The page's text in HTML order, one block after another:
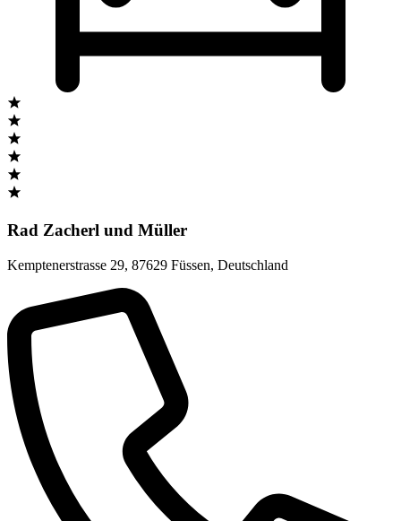
Rad Zacherl und Müller
Kemptenerstrasse 29, 87629 Füssen, Deutschland